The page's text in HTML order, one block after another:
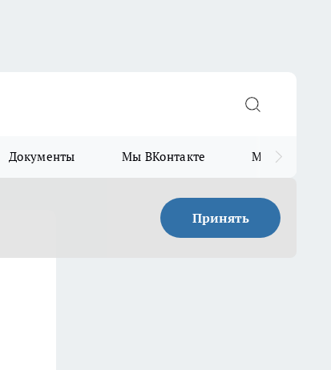
Документы Мы ВКонтакте Мы в
Принять